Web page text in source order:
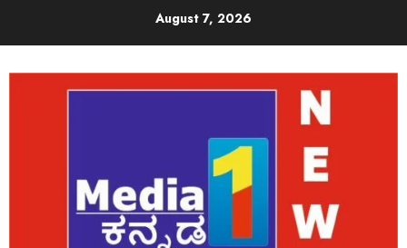
August 7, 2026